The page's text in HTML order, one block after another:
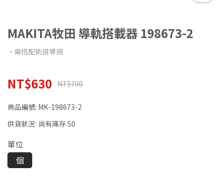
MAKITA牧田 導軌搭載器 198673-2
‧需搭配軌道導規
NT$630 NT$700
商品編號: MK-198673-2
供貨狀況: 尚有庫存 50
單位
個